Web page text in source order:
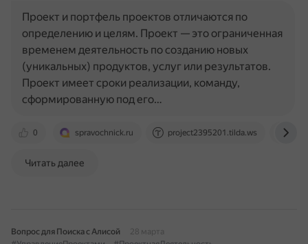
0 spravochnick.ru project2395201.tilda.ws
Проект и портфель проектов отличаются по
определению и целям. Проект — это ограниченная
временем деятельность по созданию новых
(уникальных) продуктов, услуг или результатов.
Проект имеет сроки реализации, команду,
сформированную под его…
Читать далее
Вопрос для Поиска с Алисой
28 марта